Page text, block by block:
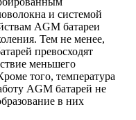
и системой
AGM батареи
Тем не менее,
превосходят
меньшего
того, температура
AGM батарей не
в них